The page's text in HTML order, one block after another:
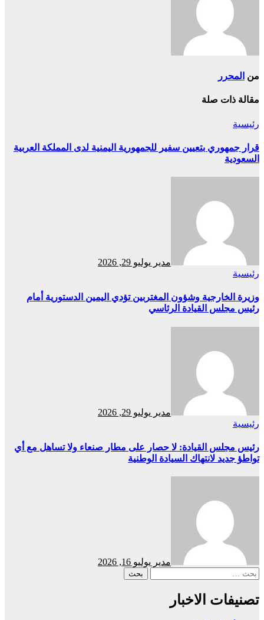
من المحرر
مقالة ذات صلة
رئيسية
قرار جمهوري بتعيين سفير للجمهورية اليمنية لدى المملكة العربية
السعودية
مدير يوليو 29, 2026
رئيسية
وزيرة الخارجية وشؤون المغتربين تؤدي اليمين الدستورية أمام
رئيس مجلس القيادة الرئاسي
مدير يوليو 29, 2026
رئيسية
رئيس مجلس القيادة: لا حصار على مطار صنعاء ولا تساهل مع أي
تواطؤ جديد لانتهاك السيادة الوطنية
مدير يوليو 16, 2026
البحث
تصنيفات الاخبار